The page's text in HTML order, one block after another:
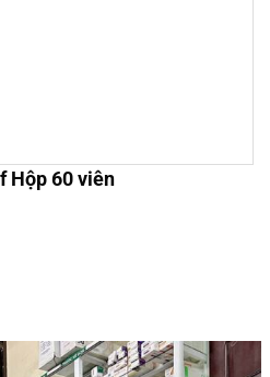
Hộp 60 viên